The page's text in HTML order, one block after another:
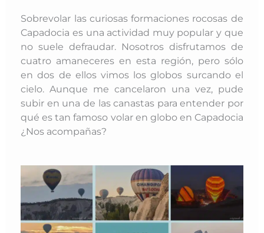
Sobrevolar las curiosas formaciones rocosas de
Capadocia es una actividad muy popular y que
no suele defraudar. Nosotros disfrutamos de
cuatro amaneceres en esta región, pero sólo
en dos de ellos vimos los globos surcando el
cielo. Aunque me cancelaron una vez, pude
subir en una de las canastas para entender por
qué es tan famoso volar en globo en Capadocia
¿Nos acompañas?